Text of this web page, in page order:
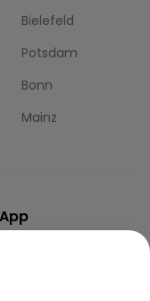
Bielefeld
Potsdam
Bonn
Mainz